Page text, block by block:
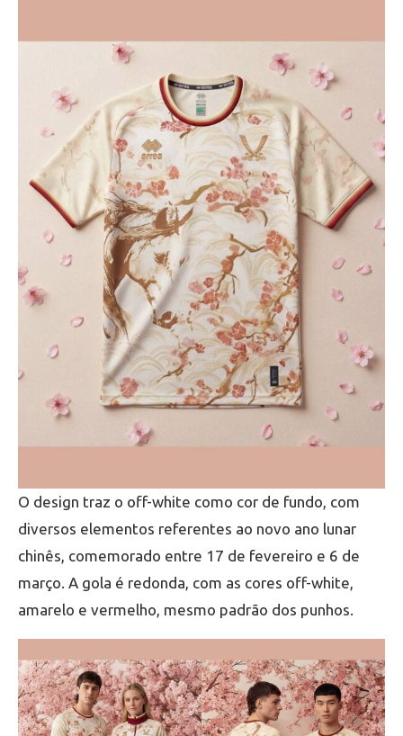
O design traz o off-white como cor de fundo, com
diversos elementos referentes ao novo ano lunar
chinês, comemorado entre 17 de fevereiro e 6 de
março. A gola é redonda, com as cores off-white,
amarelo e vermelho, mesmo padrão dos punhos.